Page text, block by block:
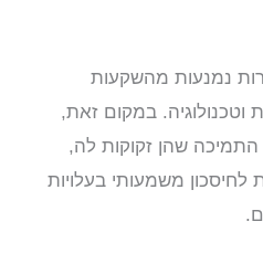
נמנעות מהשקעות
במקום זאת,
שהן זקוקות לה,
משמעותי בעלויות